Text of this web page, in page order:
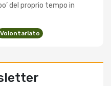
del proprio tempo in
Volontariato